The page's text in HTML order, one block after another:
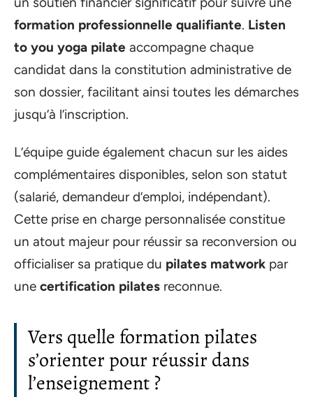
formation professionnelle qualifiante. Listen
to you yoga pilate accompagne chaque
candidat dans la constitution administrative de
son dossier, facilitant ainsi toutes les démarches
jusqu’à l’inscription.
L’équipe guide également chacun sur les aides
complémentaires disponibles, selon son statut
(salarié, demandeur d’emploi, indépendant).
Cette prise en charge personnalisée constitue
un atout majeur pour réussir sa reconversion ou
officialiser sa pratique du pilates matwork par
une certification pilates reconnue.
Vers quelle formation pilates
s’orienter pour réussir dans
l’enseignement ?